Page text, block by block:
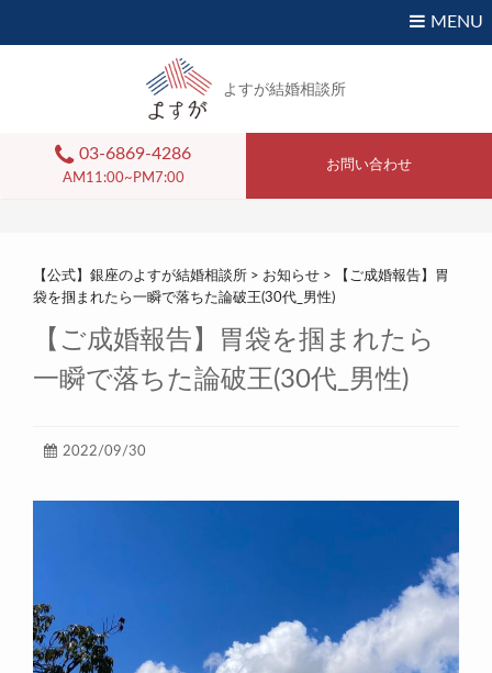
MENU
よすが結婚相談所
03-6869-4286
AM11:00~PM7:00
お問い合わせ
【公式】銀座のよすが結婚相談所 > お知らせ >
【ご成婚報告】胃
袋を掴まれたら一瞬で落ちた論破王(30代_男性)
【ご成婚報告】胃袋を掴まれたら
一瞬で落ちた論破王(30代_男性)
2022/09/30